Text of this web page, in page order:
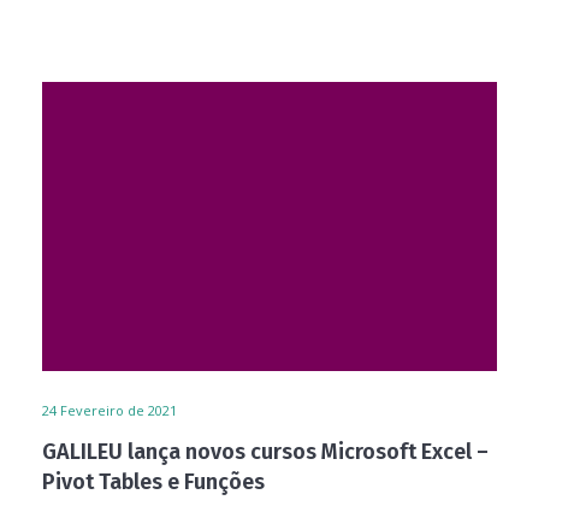
24 Fevereiro de 2021
GALILEU lança novos cursos Microsoft Excel –
Pivot Tables e Funções